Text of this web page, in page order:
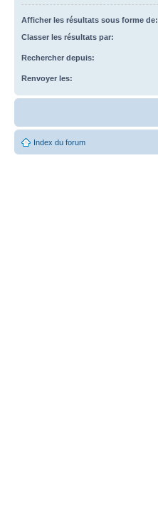
Afficher les résultats sous forme de:
Classer les résultats par:
Rechercher depuis:
Renvoyer les:
Index du forum